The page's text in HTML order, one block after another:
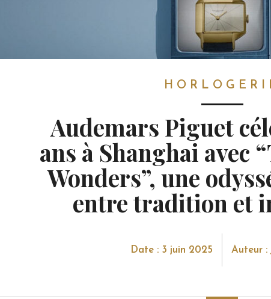
Audemars Piguet
ans à Shanghai avec
Wonders”, une
entre tradition et
Date : 3 juin 2025 Auteur :